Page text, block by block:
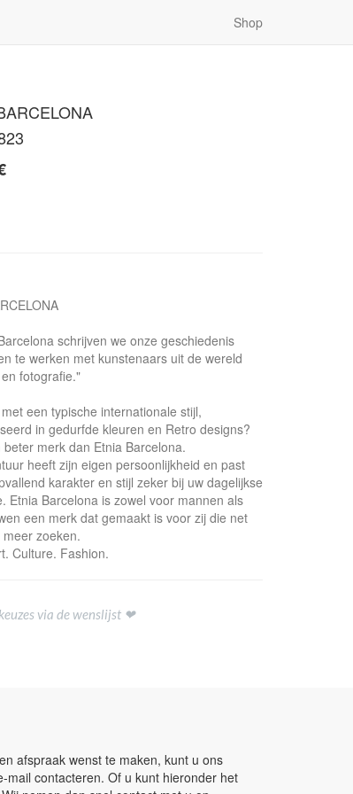
Shop
schrijven we onze geschiedenis
te werken met kunstenaars uit de wereld
fotografie."
een typische internationale stijl,
in gedurfde kleuren en Retro designs?
beter merk dan Etnia Barcelona.
heeft zijn eigen persoonlijkheid en past
karakter en stijl zeker bij uw dagelijkse
Etnia Barcelona is zowel voor mannen als
een merk dat gemaakt is voor zij die net
zoeken.
Culture. Fashion.
via de wenslijst ❤
afspraak wenst te maken, kunt u ons
mail contacteren. Of u kunt hieronder het